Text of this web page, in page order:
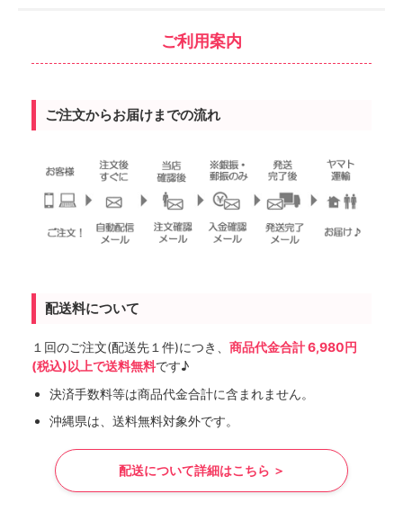
ご利用案内
ご注文からお届けまでの流れ
配送料について
１回のご注文(配送先１件)につき、 商品代金合計 6,980円
(税込)以上で送料無料です♪
決済手数料等は商品代金合計に含まれません。
沖縄県は、送料無料対象外です。
配送について詳細はこちら ＞